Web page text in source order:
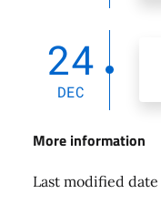
24
DEC
More information
Last modified date